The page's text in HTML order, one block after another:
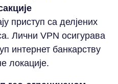
приступ са делјених
Лични VPN осигурава
интернет банкарству
локације.